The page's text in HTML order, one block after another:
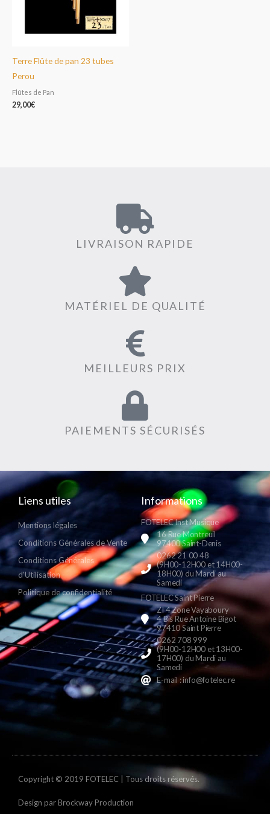
Terre Flûte de pan 23 tubes
Perou
Flûtes de Pan
29,00€
LIVRAISON RAPIDE
MATÉRIEL DE QUALITÉ
MEILLEURS PRIX
PAIEMENTS SÉCURISÉS
Liens utiles
Mentions légales
Conditions Générales de Vente
Conditions Générales
d'Utilisation
Politique de confidentialité
Informations
FOTELEC Inst Musique
16 Rue Montreuil
97400 Saint-Denis
0262 21 00 48
(9H00-12H00 et 14H00-
18H00) du Mardi au
Samedi
FOTELEC Saint Pierre
ZI 4 Zone Vayaboury
4 Bis Rue Antoine Bigot
97410 Saint Pierre
0262 708 999
(9H00-12H00 et 13H00-
17H00) du Mardi au
Samedi
E-mail : info@fotelec.re
Copyright © 2019 FOTELEC | Tous droits réservés.
Design parBrockway Production